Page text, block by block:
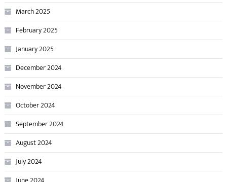
March 2025
February 2025
January 2025
December 2024
November 2024
October 2024
September 2024
August 2024
July 2024